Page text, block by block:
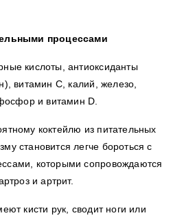
процессами
кислоты, антиоксиданты
витамин С, калий, железо,
и витамин D.
коктейлю из питательных
становится легче бороться с
которыми сопровождаются
и артрит.
кисти рук, сводит ноги или